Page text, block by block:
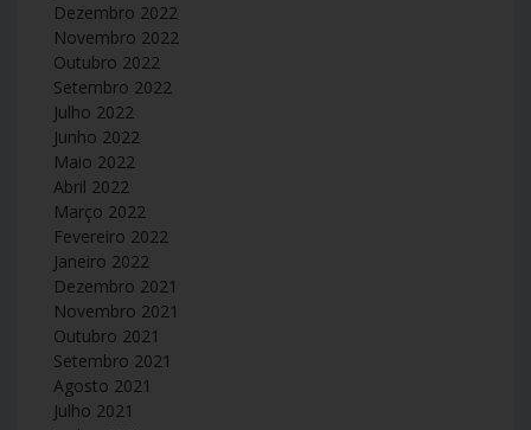
Dezembro 2022
Novembro 2022
Outubro 2022
Setembro 2022
Julho 2022
Junho 2022
Maio 2022
Abril 2022
Março 2022
Fevereiro 2022
Janeiro 2022
Dezembro 2021
Novembro 2021
Outubro 2021
Setembro 2021
Agosto 2021
Julho 2021